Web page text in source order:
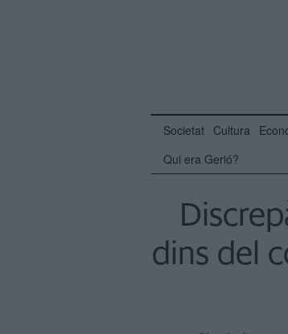
Societat Cultura
Qui era Gerió?
dins del